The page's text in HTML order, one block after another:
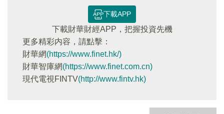
下載APP
下載財華財經APP，把握投資先機
更多精彩内容，請點擊：
財華網(https://www.finet.hk/)
財華智庫網(https://www.finet.com.cn)
現代電視FINTV(http://www.fintv.hk)